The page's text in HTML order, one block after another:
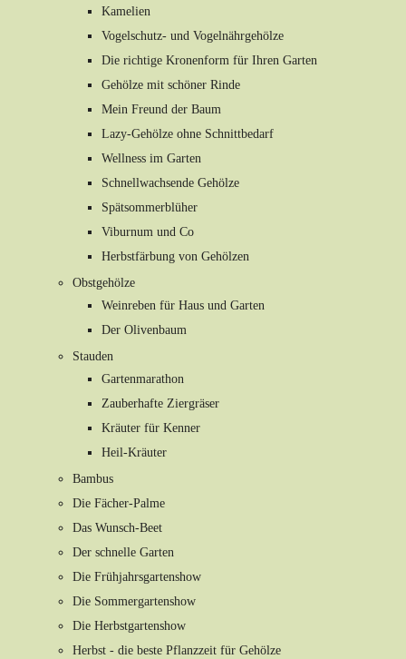
Kamelien
Vogelschutz- und Vogelnährgehölze
Die richtige Kronenform für Ihren Garten
Gehölze mit schöner Rinde
Mein Freund der Baum
Lazy-Gehölze ohne Schnittbedarf
Wellness im Garten
Schnellwachsende Gehölze
Spätsommerblüher
Viburnum und Co
Herbstfärbung von Gehölzen
Obstgehölze
Weinreben für Haus und Garten
Der Olivenbaum
Stauden
Gartenmarathon
Zauberhafte Ziergräser
Kräuter für Kenner
Heil-Kräuter
Bambus
Die Fächer-Palme
Das Wunsch-Beet
Der schnelle Garten
Die Frühjahrsgartenshow
Die Sommergartenshow
Die Herbstgartenshow
Herbst - die beste Pflanzzeit für Gehölze